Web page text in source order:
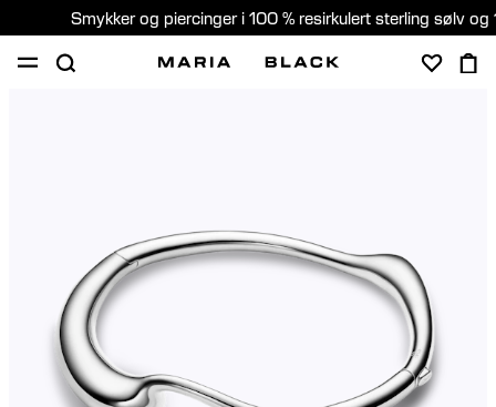
Smykker og piercinger i 100 % resirkulert sterling sølv og